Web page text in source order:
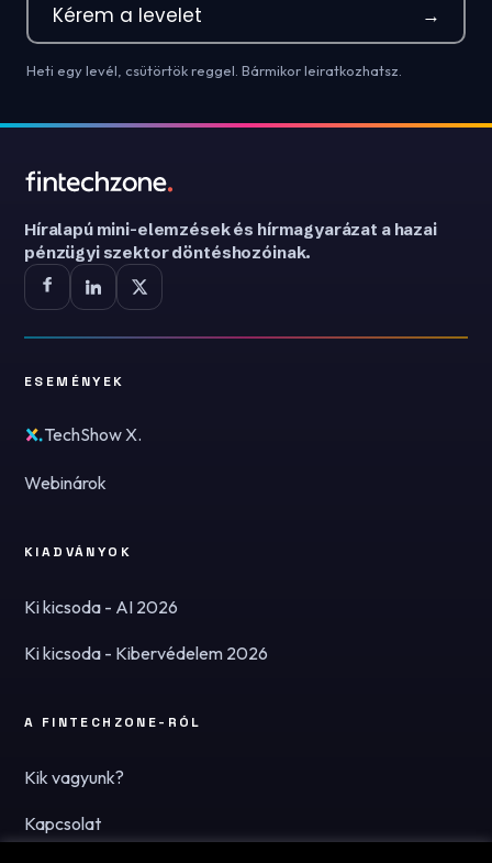
Kérem a levelet →
Heti egy levél, csütörtök reggel. Bármikor leiratkozhatsz.
Híralapú mini-elemzések és hírmagyarázat a hazai
pénzügyi szektor döntéshozóinak.
ESEMÉNYEK
TechShow X.
Webinárok
KIADVÁNYOK
Ki kicsoda - AI 2026
Ki kicsoda - Kibervédelem 2026
A FINTECHZONE-RÓL
Kik vagyunk?
Kapcsolat